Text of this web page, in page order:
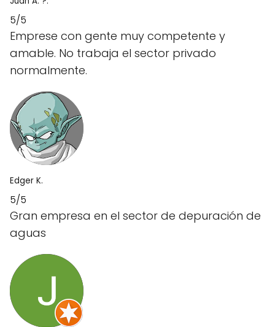
5/5
Emprese con gente muy competente y
amable. No trabaja el sector privado
normalmente.
Edger K.
5/5
Gran empresa en el sector de depuración de
aguas